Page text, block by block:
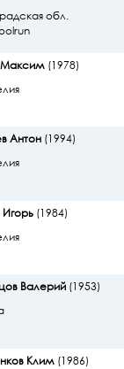
обл.
(1978)
Антон(1994)
Игорь(1984)
Валерий(1953)
Клим(1986)